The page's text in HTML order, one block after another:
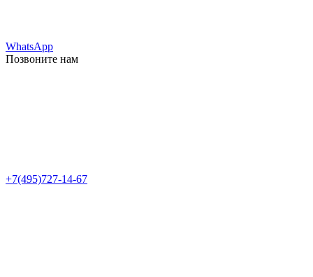
WhatsApp
Позвоните нам
+7(495)727-14-67